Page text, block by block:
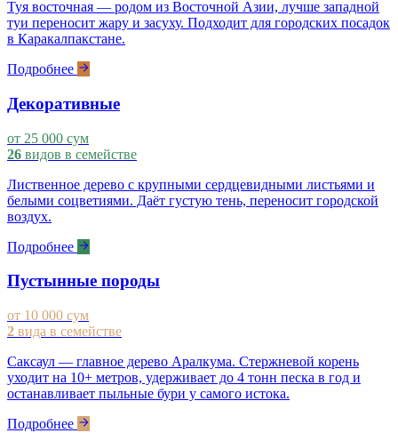
Туя восточная — родом из Восточной Азии, лучше западной
туи переносит жару и засуху. Подходит для городских посадок
в Каракалпакстане.
Подробнее
Декоративные
от 25 000 сум
26 видов в семействе
Лиственное дерево с крупными сердцевидными листьями и
белыми соцветиями. Даёт густую тень, переносит городской
воздух.
Подробнее
Пустынные породы
от 10 000 сум
2 вида в семействе
Саксаул — главное дерево Аралкума. Стержневой корень
уходит на 10+ метров, удерживает до 4 тонн песка в год и
останавливает пыльные бури у самого истока.
Подробнее